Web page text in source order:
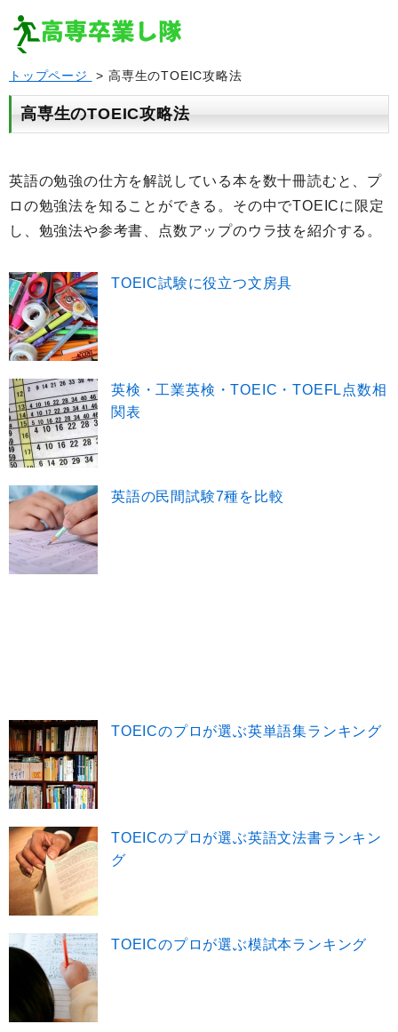
トップページ > 高専生のTOEIC攻略法
高専生のTOEIC攻略法
英語の勉強の仕方を解説している本を数十冊読むと、プ
ロの勉強法を知ることができる。その中でTOEICに限定
し、勉強法や参考書、点数アップのウラ技を紹介する。
TOEIC試験に役立つ文房具
英検・工業英検・TOEIC・TOEFL点数相
関表
英語の民間試験7種を比較
TOEICのプロが選ぶ英単語集ランキング
TOEICのプロが選ぶ英語文法書ランキン
グ
TOEICのプロが選ぶ模試本ランキング